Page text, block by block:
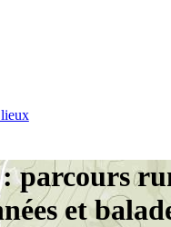
: parcours
et